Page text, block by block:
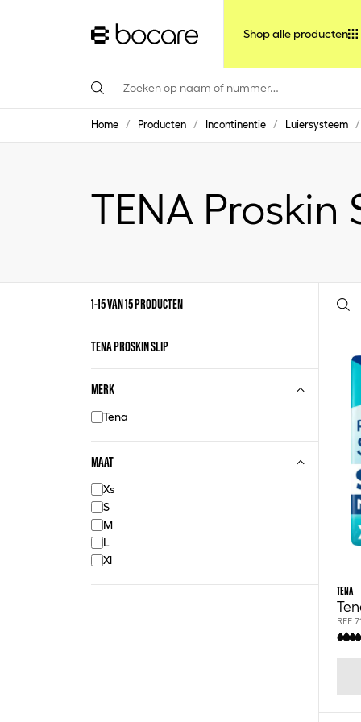
Shop alle producten
Home / Producten / Incontinentie / Luiersysteem /
TENA Proskin
1-15 VAN 15 PRODUCTEN
TENA PROSKIN SLIP
MERK
Tena
MAAT
Xs
S
M
L
Xl
TENA
REF